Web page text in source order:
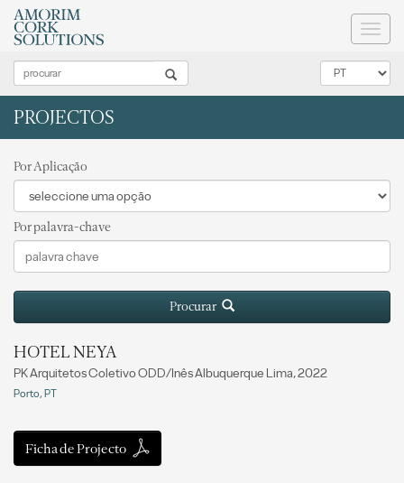
PROJECTOS
Por Aplicação
Por palavra-chave
Procurar
HOTEL NEYA
PK Arquitetos Coletivo ODD/Inês Albuquerque Lima, 2022
Porto, PT
Ficha de Projecto